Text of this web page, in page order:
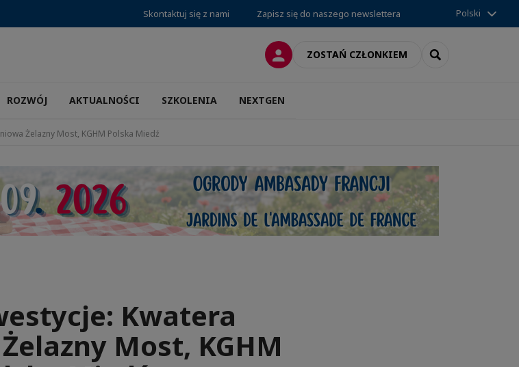
Skontaktuj się z nami Zapisz się do naszego newslettera Polski
LOGOWANIEZOSTAŃ CZŁONKIEM SEARCH
ROZWÓJ AKTUALNOŚCI SZKOLENIA NEXTGEN
Żelazny Most, KGHM Polska Miedź
Kwatera
Most, KGHM